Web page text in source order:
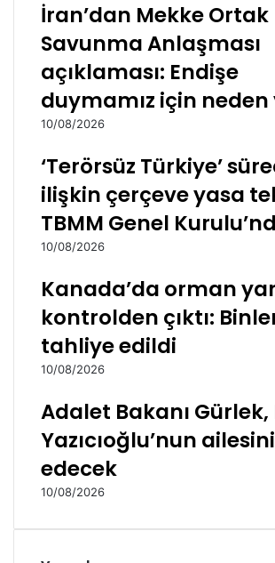
İran’dan Mekke Ortak
Savunma Anlaşması
açıklaması: Endişe
duymamız için neden
10/08/2026
‘Terörsüz Türkiye’
ilişkin çerçeve yasa
TBMM Genel
10/08/2026
Kanada’da orman
kontrolden çıktı:
tahliye edildi
10/08/2026
Adalet Bakanı
Yazıcıoğlu’nun
edecek
10/08/2026